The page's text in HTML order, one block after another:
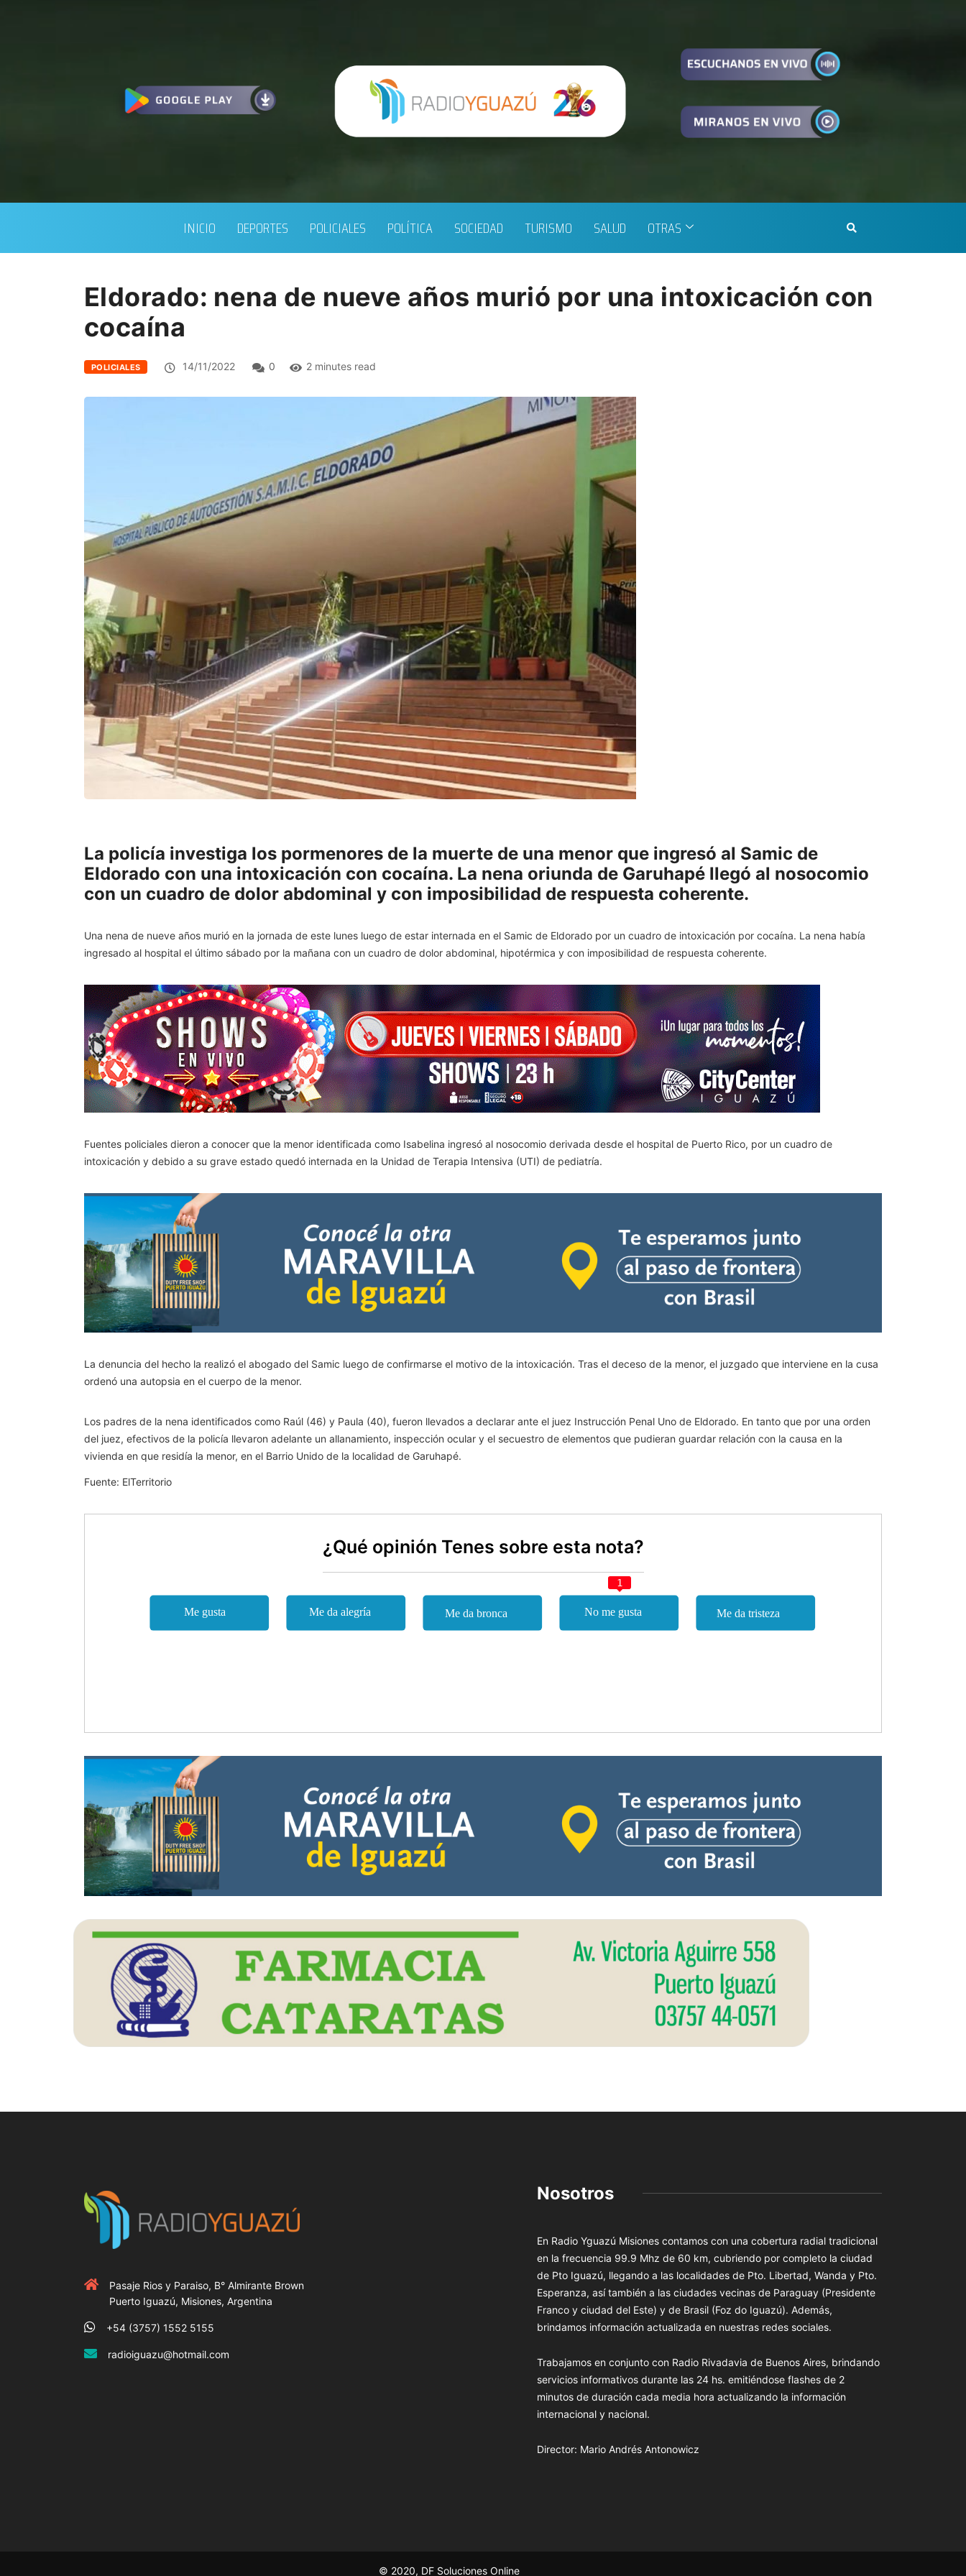
INICIO DEPORTES POLICIALES POLÍTICA SOCIEDAD TURISMO SALUD OTRAS
Eldorado: nena de nueve años murió por una intoxicación con
cocaína
POLICIALES 14/11/2022 0 2 minutes read
La policía investiga los pormenores de la muerte de una menor que ingresó al Samic de
Eldorado con una intoxicación con cocaína. La nena oriunda de Garuhapé llegó al nosocomio
con un cuadro de dolor abdominal y con imposibilidad de respuesta coherente.
Una nena de nueve años murió en la jornada de este lunes luego de estar internada en el Samic de Eldorado por un cuadro de intoxicación por cocaína. La nena había
ingresado al hospital el último sábado por la mañana con un cuadro de dolor abdominal, hipotérmica y con imposibilidad de respuesta coherente.
Fuentes policiales dieron a conocer que la menor identificada como Isabelina ingresó al nosocomio derivada desde el hospital de Puerto Rico, por un cuadro de
intoxicación y debido a su grave estado quedó internada en la Unidad de Terapia Intensiva (UTI) de pediatría.
La denuncia del hecho la realizó el abogado del Samic luego de confirmarse el motivo de la intoxicación. Tras el deceso de la menor, el juzgado que interviene en la cusa
ordenó una autopsia en el cuerpo de la menor.
Los padres de la nena identificados como Raúl (46) y Paula (40), fueron llevados a declarar ante el juez Instrucción Penal Uno de Eldorado. En tanto que por una orden
del juez, efectivos de la policía llevaron adelante un allanamiento, inspección ocular y el secuestro de elementos que pudieran guardar relación con la causa en la
vivienda en que residía la menor, en el Barrio Unido de la localidad de Garuhapé.
Fuente: ElTerritorio
¿Qué opinión Tenes sobre esta nota?
1
Pasaje Rios y Paraiso, B° Almirante Brown
Puerto Iguazú, Misiones, Argentina
+54 (3757) 1552 5155
radioiguazu@hotmail.com
Nosotros
En Radio Yguazú Misiones contamos con una cobertura radial tradicional
en la frecuencia 99.9 Mhz de 60 km, cubriendo por completo la ciudad
de Pto Iguazú, llegando a las localidades de Pto. Libertad, Wanda y Pto.
Esperanza, así también a las ciudades vecinas de Paraguay (Presidente
Franco y ciudad del Este) y de Brasil (Foz do Iguazú). Además,
brindamos información actualizada en nuestras redes sociales.
Trabajamos en conjunto con Radio Rivadavia de Buenos Aires, brindando
servicios informativos durante las 24 hs. emitiéndose flashes de 2
minutos de duración cada media hora actualizando la información
internacional y nacional.
Director: Mario Andrés Antonowicz
© 2020, DF Soluciones Online